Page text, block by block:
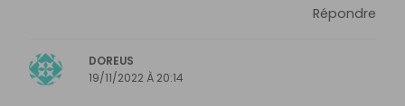
Répondre
DOREUS
19/11/2022 À 20:14